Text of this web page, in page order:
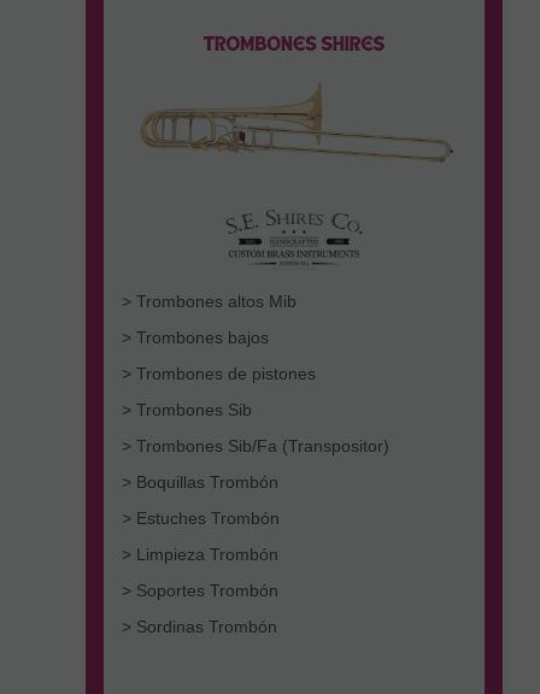
> Trombones altos Mib
> Trombones bajos
> Trombones de pistones
> Trombones Sib
> Trombones Sib/Fa (Transpositor)
> Boquillas Trombón
> Estuches Trombón
> Limpieza Trombón
> Soportes Trombón
> Sordinas Trombón